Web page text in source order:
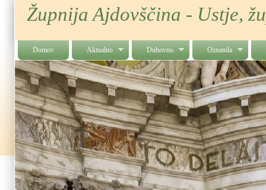
Župnija Ajdovščina - Ustje,
Domov Aktualno Duhovno Oznanila